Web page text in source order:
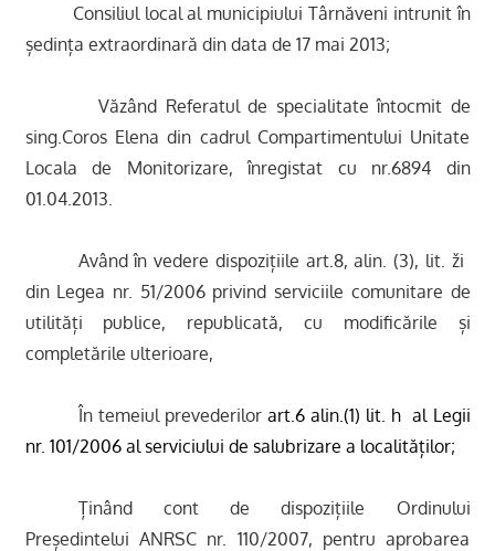
Consiliul local al municipiului Târnăveni intrunit în
ședința extraordinară din data de 17 mai 2013;
Văzând Referatul de specialitate întocmit de
sing.Coros Elena din cadrul Compartimentului Unitate
Locala de Monitorizare, înregistat cu nr.6894 din
01.04.2013.
Având în vedere dispozițiile art.8, alin. (3), lit. ži 
din Legea nr. 51/2006 privind serviciile comunitare de
utilități publice, republicată, cu modificările și
completările ulterioare,
În temeiul prevederilor art.6 alin.(1) lit. h  al Legii
nr. 101/2006 al serviciului de salubrizare a localităților;
Ținând cont de dispozițiile Ordinului
Președintelui ANRSC nr. 110/2007, pentru aprobarea